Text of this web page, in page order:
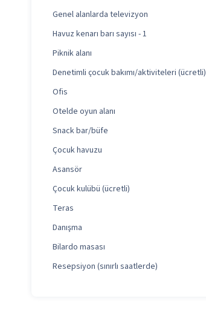
Genel alanlarda televizyon
Havuz kenarı barı sayısı - 1
Piknik alanı
Denetimli çocuk bakımı/aktiviteleri (ücretli)
Ofis
Otelde oyun alanı
Snack bar/büfe
Çocuk havuzu
Asansör
Çocuk kulübü (ücretli)
Teras
Danışma
Bilardo masası
Resepsiyon (sınırlı saatlerde)